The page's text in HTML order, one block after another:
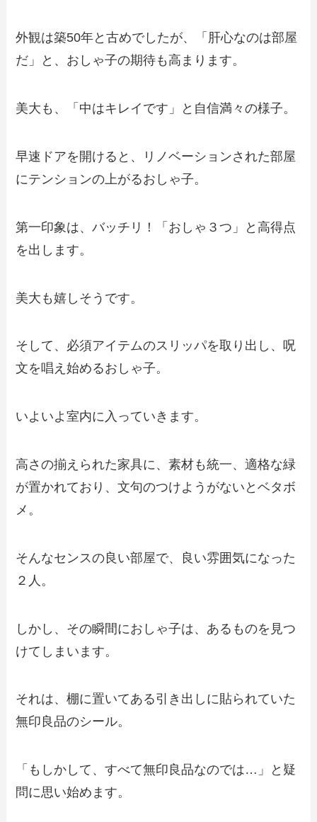
外観は築50年と古めでしたが、「肝心なのは部屋
だ」と、おしゃ子の期待も高まります。
美大も、「中はキレイです」と自信満々の様子。
早速ドアを開けると、リノベーションされた部屋
にテンションの上がるおしゃ子。
第一印象は、バッチリ！「おしゃ３つ」と高得点
を出します。
美大も嬉しそうです。
そして、必須アイテムのスリッパを取り出し、呪
文を唱え始めるおしゃ子。
いよいよ室内に入っていきます。
高さの揃えられた家具に、素材も統一、適格な緑
が置かれており、文句のつけようがないとベタボ
メ。
そんなセンスの良い部屋で、良い雰囲気になった
２人。
しかし、その瞬間におしゃ子は、あるものを見つ
けてしまいます。
それは、棚に置いてある引き出しに貼られていた
無印良品のシール。
「もしかして、すべて無印良品なのでは…」と疑
問に思い始めます。